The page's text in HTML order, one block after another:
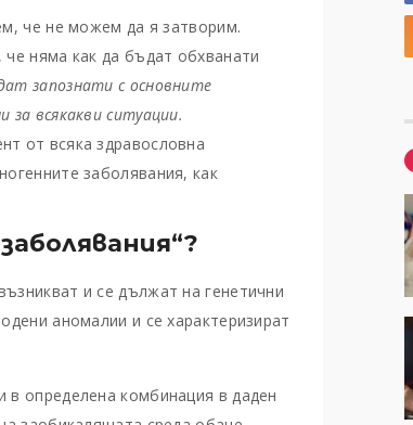
че не можем да я затворим.
няма как да бъдат обхванати
запознати с основните
всякакви ситуации.
от всяка здравословна
заболявания, как
и се дължат на генетични
аномалии и се характеризират
в определена комбинация в даден